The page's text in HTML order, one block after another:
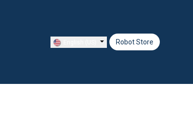
Robot Store